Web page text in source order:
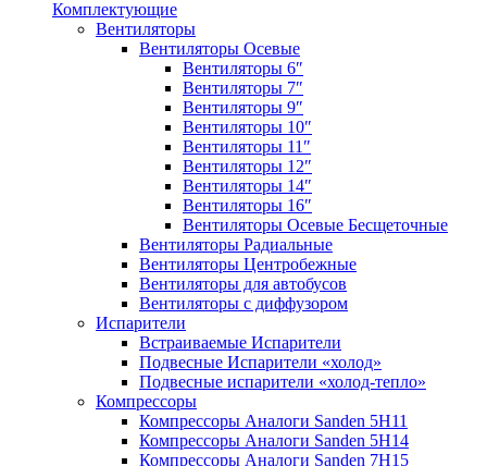
Комплектующие
Вентиляторы
Вентиляторы Осевые
Вентиляторы 6″
Вентиляторы 7″
Вентиляторы 9″
Вентиляторы 10″
Вентиляторы 11″
Вентиляторы 12″
Вентиляторы 14″
Вентиляторы 16″
Вентиляторы Осевые Бесщеточные
Вентиляторы Радиальные
Вентиляторы Центробежные
Вентиляторы для автобусов
Вентиляторы с диффузором
Испарители
Встраиваемые Испарители
Подвесные Испарители «холод»
Подвесные испарители «холод-тепло»
Компрессоры
Компрессоры Аналоги Sanden 5H11
Компрессоры Аналоги Sanden 5H14
Компрессоры Аналоги Sanden 7H15